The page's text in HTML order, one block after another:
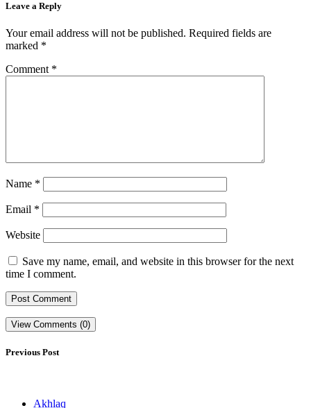
Leave a Reply
Your email address will not be published. Required fields are
marked *
Comment *
Name *
Email *
Website
Save my name, email, and website in this browser for the next
time I comment.
View Comments (0)
Previous Post
Akhlaq